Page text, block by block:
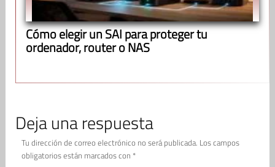
Cómo elegir un SAI para proteger tu
ordenador, router o NAS
Deja una respuesta
Tu dirección de correo electrónico no será publicada. Los campos
obligatorios están marcados con *